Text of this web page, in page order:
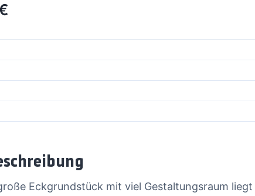
Eckgrundstück mit viel Gestaltungsraum